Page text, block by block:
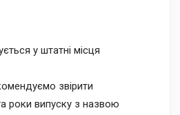
у штатні місця
звірити
роки випуску з назвою